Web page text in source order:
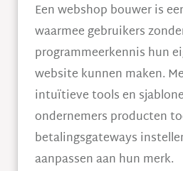
Een webshop bouwer is
waarmee gebruikers
programmeerkennis hun
website kunnen maken.
intuïtieve tools en
ondernemers producten
betalingsgateways
aanpassen aan hun merk.